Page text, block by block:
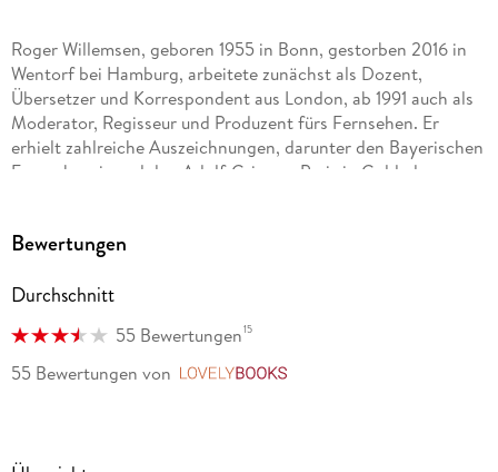
Roger Willemsen, geboren 1955 in Bonn, gestorben 2016 in
Wentorf bei Hamburg, arbeitete zunächst als Dozent,
Übersetzer und Korrespondent aus London, ab 1991 auch als
Moderator, Regisseur und Produzent fürs Fernsehen. Er
erhielt zahlreiche Auszeichnungen, darunter den Bayerischen
Fernsehpreis und den Adolf-Grimme-Preis in Gold, den
Ehrengabe der Heinrich-Heine-Gesellschaft. Willemsen war
Humboldt-Universität in Berlin, Schirmherr des
Soloprogrammen auf der Bühne. Zuletzt erschienen im S.
Fischer Verlag seine Bestseller »Der Knacks«, »Die Enden der
Band »Der leidenschaftliche Zeitgenosse«, herausgegeben
Bewertungen
Durchschnitt
55 Bewertungen15
55 Bewertungen von